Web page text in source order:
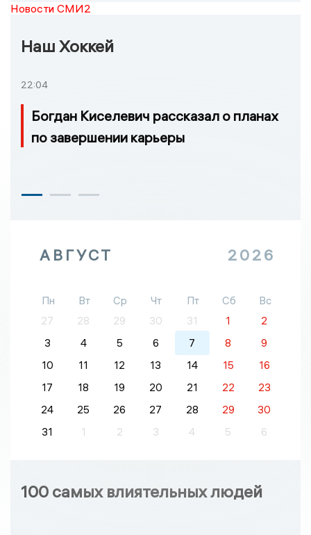
Новости СМИ2
Наш Хоккей
22:04
Богдан Киселевич рассказал о планах
по завершении карьеры
АВГУСТ 2026
Пн Вт Ср Чт Пт Сб
Вс
27
28 29 30 31 1
2
3
4 5 6 7 8
9
10
11 12 13 14 15
16
17
18 19 20 21 22
23
24
25 26 27 28 29
30
31
1 2 3 4 5 6
100 самых влиятельных людей